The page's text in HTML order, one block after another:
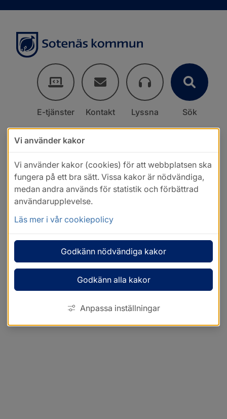
E-tjänster Kontakt Lyssna Sök
Vi använder kakor
Vi använder kakor (cookies) för att webbplatsen ska
fungera på ett bra sätt. Vissa kakor är nödvändiga,
medan andra används för statistik och förbättrad
användarupplevelse.
Läs mer i vår cookiepolicy
Godkänn nödvändiga kakor
Godkänn alla kakor
Anpassa inställningar